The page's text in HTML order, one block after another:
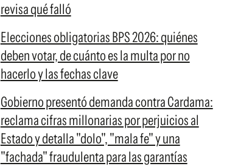
revisa qué falló
Elecciones obligatorias BPS 2026: quiénes
deben votar, de cuánto es la multa por no
hacerlo y las fechas clave
Gobierno presentó demanda contra Cardama:
reclama cifras millonarias por perjuicios al
Estado y detalla "dolo", "mala fe" y una
"fachada" fraudulenta para las garantías